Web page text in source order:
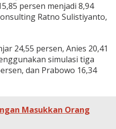
persen menjadi 8,94
Ratno Sulistiyanto,
24,55 persen, Anies 20,41
simulasi tiga
dan Prabowo 16,34
Masukkan Orang